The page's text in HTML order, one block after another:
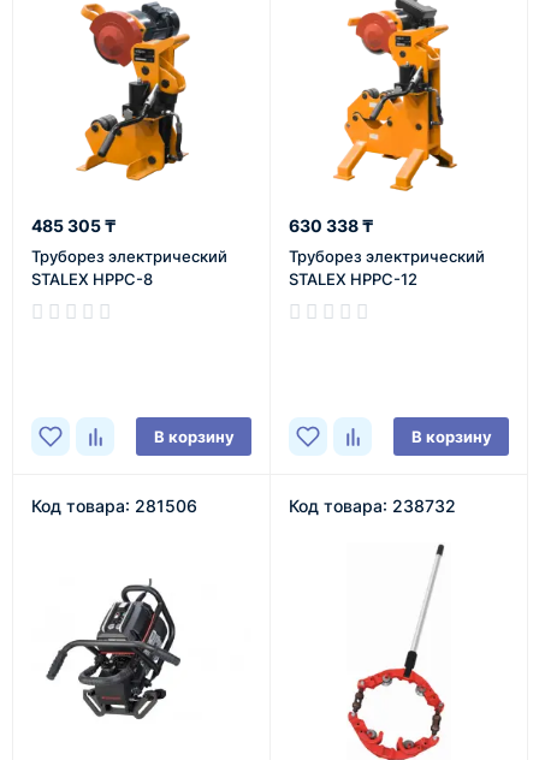
485 305 ₸
Труборез электрический
STALEX HPPC-8
В корзину
630 338 ₸
Труборез электрический
STALEX HPPC-12
В корзину
Код товара: 281506 Код товара: 238732